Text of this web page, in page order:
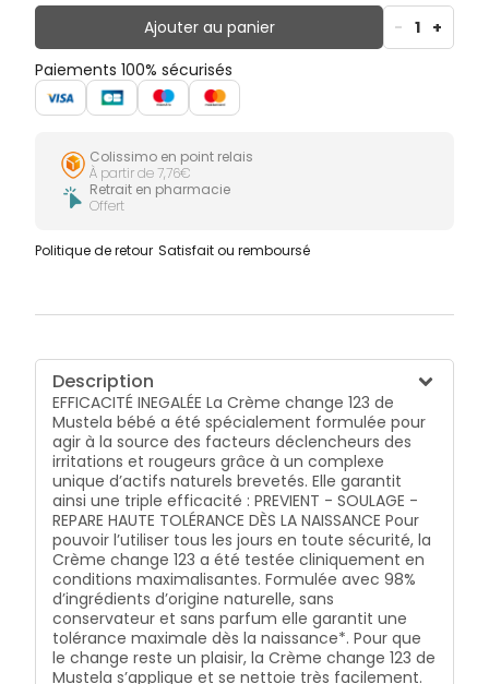
elle garantit une tolérance maximale dès la
naissance*. Pour que le change reste un plaisir, la
Crème change 123 de Mustela s’applique et se
nettoie très facilement.
Ajouter au panier - 1 +
Paiements 100% sécurisés
Colissimo en point relais
À partir de 7,76€
Retrait en pharmacie
Offert
Politique de retour Satisfait ou remboursé
Description
EFFICACITÉ INEGALÉE La Crème change 123 de
Mustela bébé a été spécialement formulée pour
agir à la source des facteurs déclencheurs des
irritations et rougeurs grâce à un complexe
unique d’actifs naturels brevetés. Elle garantit
ainsi une triple efficacité : PREVIENT - SOULAGE -
REPARE HAUTE TOLÉRANCE DÈS LA NAISSANCE Pour
pouvoir l’utiliser tous les jours en toute sécurité, la
Crème change 123 a été testée cliniquement en
conditions maximalisantes. Formulée avec 98%
d’ingrédients d’origine naturelle, sans
conservateur et sans parfum elle garantit une
tolérance maximale dès la naissance*. Pour que
le change reste un plaisir, la Crème change 123 de
Mustela s’applique et se nettoie très facilement.